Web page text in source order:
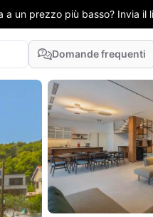
a un prezzo più basso? Invia
Domande frequenti